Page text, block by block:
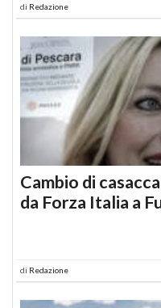
di Redazione
Cambio di
da Forza Italia a
di Redazione